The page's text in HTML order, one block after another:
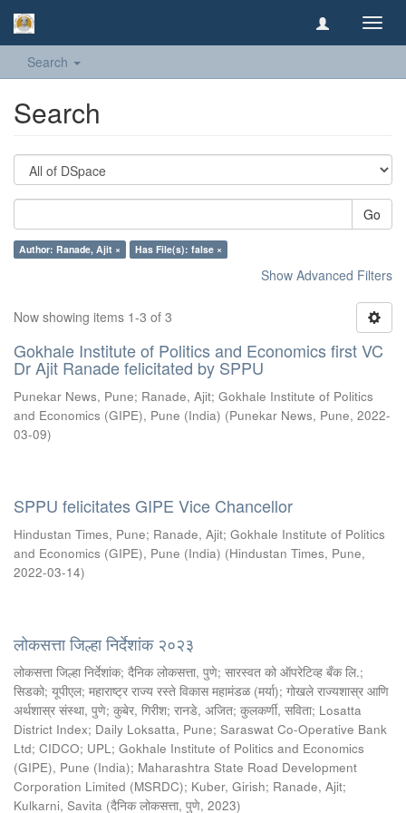
Search
Search
Go
Author: Ranade, Ajit × Has File(s): false ×
Show Advanced Filters
Now showing items 1-3 of 3
Gokhale Institute of Politics and Economics first VC
Dr Ajit Ranade felicitated by SPPU
Punekar News, Pune; Ranade, Ajit; Gokhale Institute of Politics
and Economics (GIPE), Pune (India) (Punekar News, Pune, 2022-
03-09)
SPPU felicitates GIPE Vice Chancellor
Hindustan Times, Pune; Ranade, Ajit; Gokhale Institute of Politics
and Economics (GIPE), Pune (India) (Hindustan Times, Pune,
2022-03-14)
लोकसत्ता जिल्हा निर्देशांक २०२३
लोकसत्ता जिल्हा निर्देशांक; दैनिक लोकसत्ता, पुणे; सारस्वत को ऑपरेटिव्ह बँक लि.;
सिडको; यूपीएल; महाराष्ट्र राज्य रस्ते विकास महामंडळ (मर्या); गोखले राज्यशास्र आणि
अर्थशास्र संस्था, पुणे; कुबेर, गिरीश; रानडे, अजित; कुलकर्णी, सविता; Losatta
District Index; Daily Loksatta, Pune; Saraswat Co-Operative Bank
Ltd; CIDCO; UPL; Gokhale Institute of Politics and Economics
(GIPE), Pune (India); Maharashtra State Road Development
Corporation Limited (MSRDC); Kuber, Girish; Ranade, Ajit;
Kulkarni, Savita (दैनिक लोकसत्ता, पुणे, 2023)